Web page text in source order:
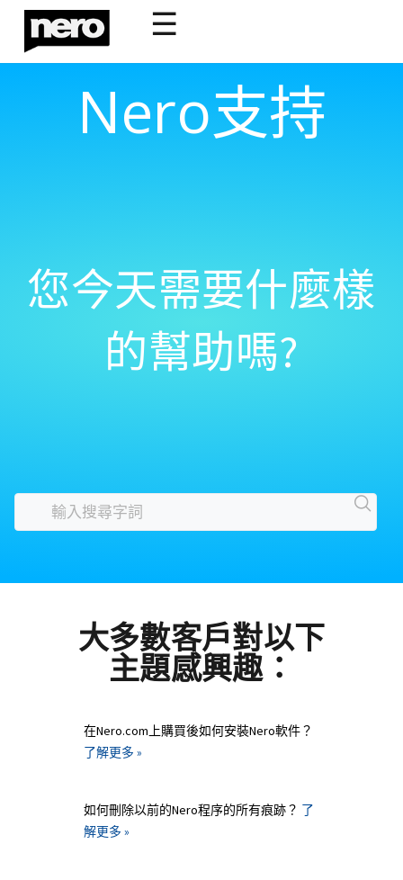
☰
Nero支持
您今天需要什麼樣
的幫助嗎?
大多數客戶對以下
主題感興趣：
在Nero.com上購買後如何安裝Nero軟件？
了解更多 »
如何刪除以前的Nero程序的所有痕跡？ 了
解更多 »